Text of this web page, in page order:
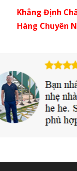
Khẳng Định
Hàng Chuyên